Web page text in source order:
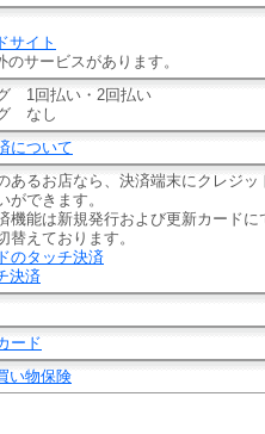
サイト
サービスがあります。
1回払い・2回払い
なし
について
あるお店なら、決済端末にクレジッ
ができます。
機能は新規発行および更新カードに
替えております。
のタッチ決済
決済
ード
い物保険